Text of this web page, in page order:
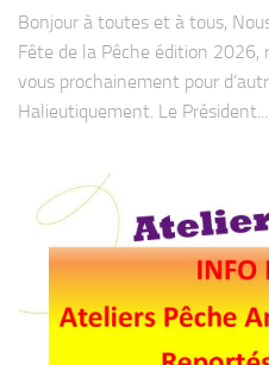
Bonjour à toutes et à tous,
Fête de la Pêche édition
vous prochainement pour
Halieutiquement. Le Président...